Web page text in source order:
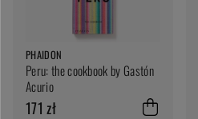
PHAIDON
Peru: the cookbook by Gastón
Acurio
171 zł